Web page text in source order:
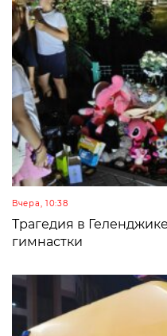
Вчера, 10:38
Трагедия в
гимнастки